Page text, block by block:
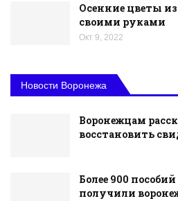
Осенние цветы
своими руками
Окт 9, 2022
Новости Воронежа
Воронежцам
восстановить
Более 900
получили